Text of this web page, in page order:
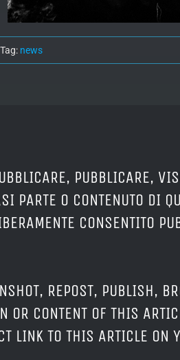
Tag: news
PUBBLICARE,
PARTE O CONTENUTO DI
CONSENTITO
REPOST, PUBLISH,
OR CONTENT OF THIS
LINK TO THIS ARTICLE ON